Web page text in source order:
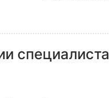
специалиста